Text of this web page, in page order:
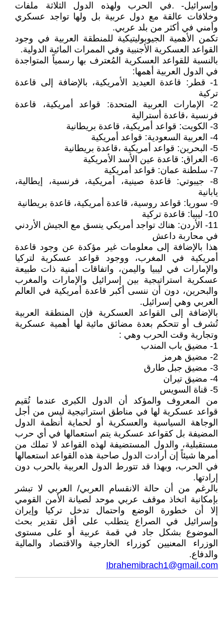
وإسرائيل- .في الحرب ولهذه الدول الثلاثة ملفات
وخلافات عالقة مع دول عربية بل ولها تواجد عسكري
وأمني في أكثر من بلد عربي.
تكمن الأهمية الجيوبوليتيكية للمنطقة العربية في وجود
القواعد العسكرية الأجنبية وفي الممرات المائية الدولية.
بالنسبة للقواعد العسكرية المُعترف بها رسمياً المتواجدة
في الدول العربية أهمها:
1- قطر: قاعدة العيديد الأمريكية، بالإضافة إلى قاعدة
تركية
2- الإمارات العربية المتحدة: قواعد أمريكية، قاعدة
فرنسية ،قاعدة أسترالية
3- الكويت: قواعد أمريكية، قاعدة بريطانية
4- العربية السعودية: قواعد أمريكية
5- البحرين: قواعد أمريكية ،قاعدة بريطانية
6- العراق: قاعدة عين الأسد الأمريكية
7- سلطنة عمان: قواعد أمريكية
8- جيبوتي: قاعدة صينية، أمريكية، فرنسية، إيطالية،
يابانية
9- سوريا: قواعد روسية، قاعدة أمريكية، قاعدة بريطانية
10- ليبيا: قاعدة تركية
11- الأردن: هناك تواجد أمريكي ينسق مع الجيش الأردني
في محاربة داعش
هذا بالإضافة إلى معلومات غير مؤكدة عن وجود قاعدة
أمريكية في المغرب، ووجود قواعد عسكرية لتركيا
والإمارات في ليبيا واليمن، واتفاقات أمنية ذات طبيعة
عسكرية استراتيجية بين إسرائيل والإمارات والمغرب
والبحرين، دون أن ننسى أكبر قاعدة أمريكية في العالم
العربي وهي إسرائيل.
بالإضافة إلى القواعد العسكرية فإن المنطقة العربية
تُشرف أو تتحكم بعدة مضائق مائية لها أهمية عسكرية
وتجارية وقت الحرب وهي :
1- مضيق باب المندب
2- مضيق هرمز
3- مضيق جبل طارق
4- مضيق تيران
5- قناة السويس
من المعروف والمؤكد أن الدول الكبرى عندما تُقيم
قواعد عسكرية لها في مناطق استراتيجية ليس من أجل
الوجاهة السياسية والعسكرية أو لحماية أنظمة الدول
المضيفة بل كقواعد عسكرية يتم استعمالها في أي حرب
مستقبلية، والدول المستضيفة لهذه القواعد لا تملك من
أمرها شيئاً إن أرادت الدول صاحبة هذه القواعد استعمالها
في الحرب، وبهذا قد تتورط الدول العربية بالحرب دون
إرادتها.
بالرغم من أن حالة الانقسام العربي/ العربي لا تبشر
بإمكانية اتخاذ موقف عربي موحد لصيانة الأمن القومي
إلا أن خطورة الوضع واحتمال تدخل تركيا وإيران
وإسرائيل في الصراع يتطلب على أقل تقدير بحث
الموضوع بشكل جاد في قمة عربية أو على مستوى
الوزراء المعنيين كوزراء الخارجية والاقتصاد والمالية
والدفاع.
Ibrahemibrach1@gmail.com